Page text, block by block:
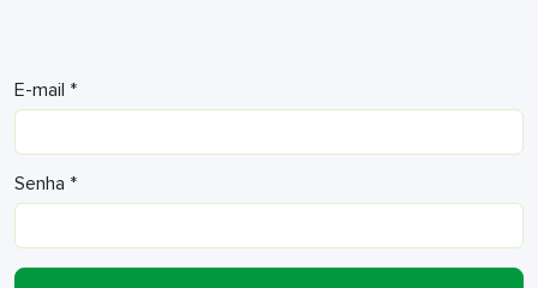
E-mail *
Senha *